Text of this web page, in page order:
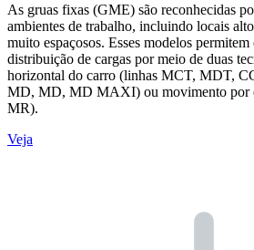
As gruas fixas (GME) são reconhecidas
ambientes de trabalho, incluindo locais
muito espaçosos. Esses modelos permitem
distribuição de cargas por meio de duas
horizontal do carro (linhas MCT, MDT,
MD, MD, MD MAXI) ou movimento por
MR).
Veja